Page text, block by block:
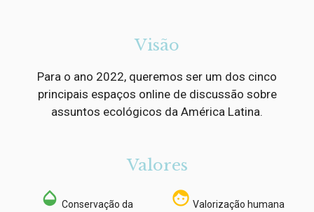
Visão
Para o ano 2022, queremos ser um dos cinco
principais espaços online de discussão sobre
assuntos ecológicos da América Latina.
Valores
opacity Conservação da
face Valorização humana